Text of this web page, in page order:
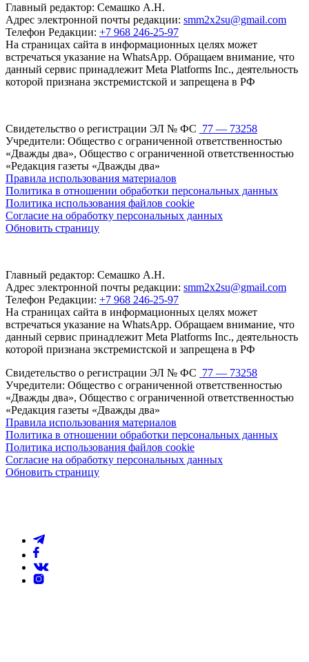
Главный редактор: Семашко А.Н.
Адрес электронной почты редакции: smm2x2su@gmail.com
Телефон Редакции: +7 968 246-25-97
На страницах сайта в информационных целях может
встречаться указание на WhatsApp. Обращаем внимание, что
данный сервис принадлежит Meta Platforms Inc., деятельность
которой признана экстремистской и запрещена в РФ
Свидетельство о регистрации ЭЛ № ФС 77 — 73258
Учредители: Общество с ограниченной ответственностью
«Дважды два», Общество с ограниченной ответственностью
«Редакция газеты «Дважды два»
Правила использования материалов
Политика в отношении обработки персональных данных
Политика использования файлов cookie
Согласие на обработку персональных данных
Обновить страницу
Главный редактор: Семашко А.Н.
Адрес электронной почты редакции: smm2x2su@gmail.com
Телефон Редакции: +7 968 246-25-97
На страницах сайта в информационных целях может
встречаться указание на WhatsApp. Обращаем внимание, что
данный сервис принадлежит Meta Platforms Inc., деятельность
которой признана экстремистской и запрещена в РФ
Свидетельство о регистрации ЭЛ № ФС 77 — 73258
Учредители: Общество с ограниченной ответственностью
«Дважды два», Общество с ограниченной ответственностью
«Редакция газеты «Дважды два»
Правила использования материалов
Политика в отношении обработки персональных данных
Политика использования файлов cookie
Согласие на обработку персональных данных
Обновить страницу